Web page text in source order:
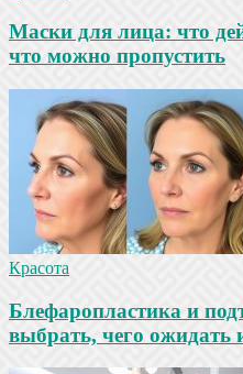
Маски для лица: что
что можно пропустить
Красота
Блефаропластика и
выбрать, чего ожидать